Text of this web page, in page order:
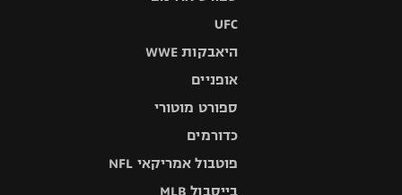
UFC
היאבקות WWE
אופניים
ספורט מוטורי
כדורמים
פוטבול אמריקאי NFL
בייסבול MLB